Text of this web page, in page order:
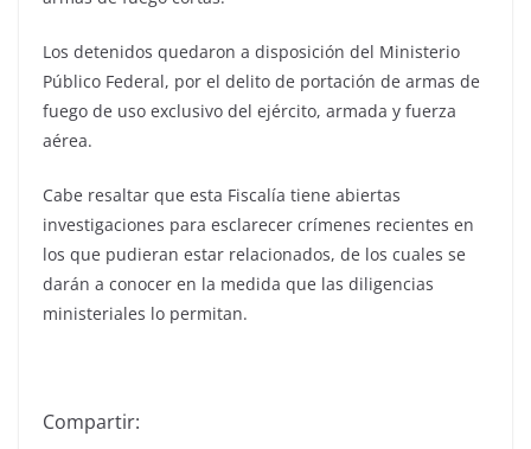
Los detenidos quedaron a disposición del Ministerio
Público Federal, por el delito de portación de armas de
fuego de uso exclusivo del ejército, armada y fuerza
aérea.
Cabe resaltar que esta Fiscalía tiene abiertas
investigaciones para esclarecer crímenes recientes en
los que pudieran estar relacionados, de los cuales se
darán a conocer en la medida que las diligencias
ministeriales lo permitan.
Compartir: